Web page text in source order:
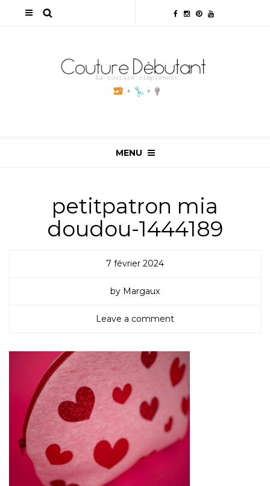
MENU
petitpatron mia
doudou-1444189
7 février 2024
by Margaux
Leave a comment